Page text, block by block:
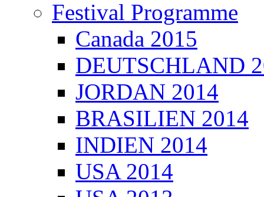
Festival Programme
Canada 2015
DEUTSCHLAND
JORDAN 2014
BRASILIEN 2014
INDIEN 2014
USA 2014